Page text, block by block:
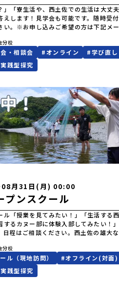
」「寮生活や、西土佐での生活は大丈
えします！見学会も可能です。随時受
い。※お申し込みご希望の方は下記メ
52-1186MAIL：
HPで学校の様子を配信しています▼西
g.kochinet.ed.jp/nishitosa-h▼
nishitosabunkou_official/
分校
・相談会 #オンライン #学び直し
践型探究
月31日(月) 00:00
プンスクール
ル「授業を見てみたい！」「生活する
するカヌー部に体験入部してみたい！
日程はご相談ください。西土佐の雄大
んか？※受付はコチラのフォーム、メ
1186MAIL：
HPで学校の様子を配信しています▼西
分校
ル（現地訪問） #オフライン(対面)
践型探究